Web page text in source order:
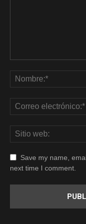
Save my name,
next time I comment.